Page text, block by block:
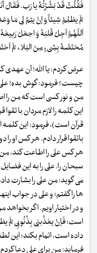
فَقُلْتُ قَدْ بَشَّرْتُهُ یا رَب. فَقَالَ
لَمْ یظلِمْ شِیئاً وَ إنْ یتِمَّ لِی مَا
اَللّهُمَّ اَجِلْ قَلبَهُ وَ اجعَلْ
مُختَصَّهُ بِشِیءٍ مِنَ البَلاء لَمْ
عرض کردم: یا الله! آن عهدی
چیست؟ فرمود: گوش بده!
من و نور کسی است که من را
قرآن است)، فرمود: این کلمه
باتقوا قرار دادم. هر کس او
هر کس علی را اطاعت کند،
سبحان را. علی را به این
می گوید: من علی را بشارت
ها را گفتم؛ و علی در جواب
و در اختیار اویم. اگر
است؛ فَإنْ یعَذِّبنِی بِذُنُوبِی لَمْ
داده است، اتمام بکند؛
فرماید: من برای علی دعا